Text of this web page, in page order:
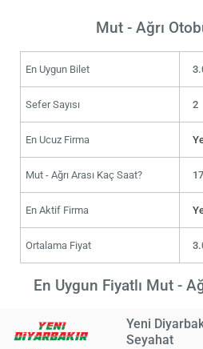
Mut - Ağrı
En Uygun Bilet
Sefer Sayısı 2
En Ucuz Firma
Mut - Ağrı Arası Kaç Saat?
En Aktif Firma
Ortalama Fiyat
En Uygun Fiyatlı Mut -
Yeni
Seyahat